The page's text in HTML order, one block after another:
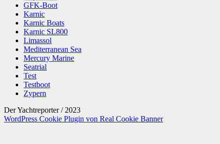
GFK-Boot
Karnic
Karnic Boats
Karnic SL800
Limassol
Mediterranean Sea
Mercury Marine
Seatrial
Test
Testboot
Zypern
Der Yachtreporter / 2023
WordPress Cookie Plugin von Real Cookie Banner